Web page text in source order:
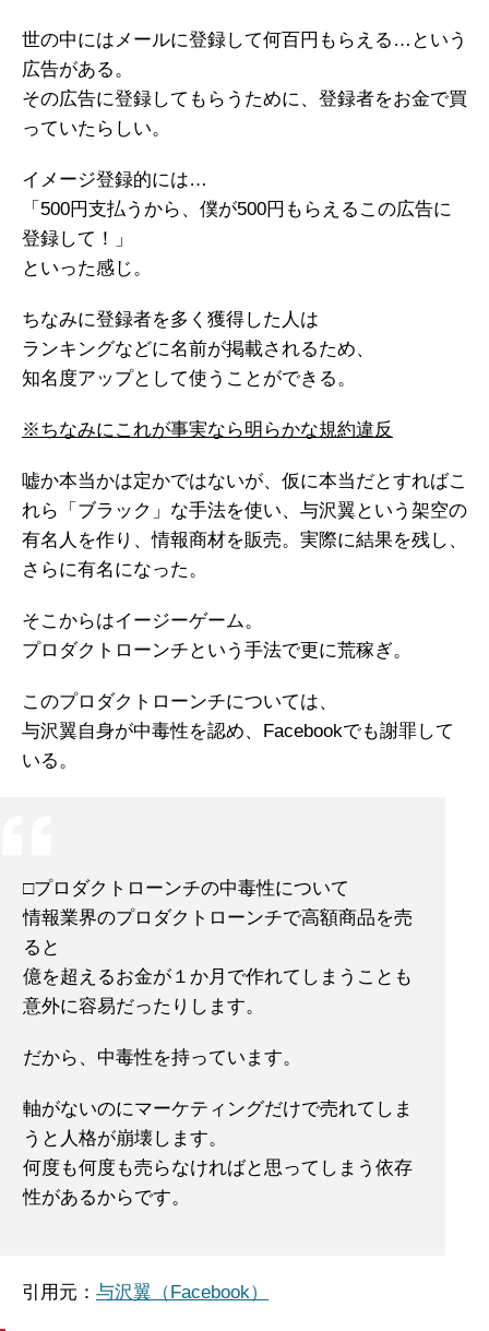
世の中にはメールに登録して何百円もらえる…という
広告がある。
その広告に登録してもらうために、登録者をお金で買
っていたらしい。
イメージ登録的には…
「500円支払うから、僕が500円もらえるこの広告に
登録して！」
といった感じ。
ちなみに登録者を多く獲得した人は
ランキングなどに名前が掲載されるため、
知名度アップとして使うことができる。
※ちなみにこれが事実なら明らかな規約違反
嘘か本当かは定かではないが、仮に本当だとすればこ
れら「ブラック」な手法を使い、与沢翼という架空の
有名人を作り、情報商材を販売。実際に結果を残し、
さらに有名になった。
そこからはイージーゲーム。
プロダクトローンチという手法で更に荒稼ぎ。
このプロダクトローンチについては、
与沢翼自身が中毒性を認め、Facebookでも謝罪して
いる。
□プロダクトローンチの中毒性について
情報業界のプロダクトローンチで高額商品を売
ると
億を超えるお金が１か月で作れてしまうことも
意外に容易だったりします。
だから、中毒性を持っています。
軸がないのにマーケティングだけで売れてしま
うと人格が崩壊します。
何度も何度も売らなければと思ってしまう依存
性があるからです。
引用元： 与沢翼（Facebook）